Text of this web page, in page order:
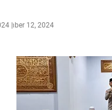
12, 2024